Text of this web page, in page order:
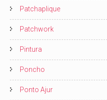
Patchaplique
Patchwork
Pintura
Poncho
Ponto Ajur